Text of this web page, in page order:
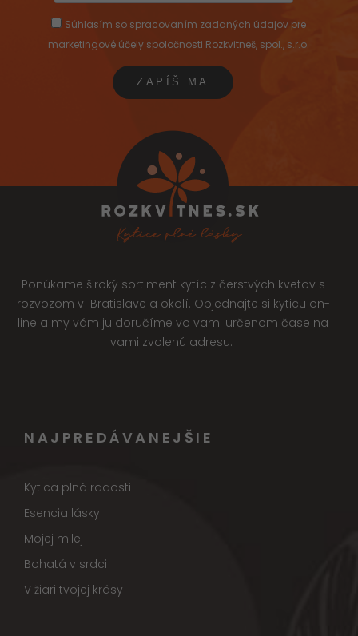
Súhlasím so spracovaním zadaných údajov pre
marketingové účely spoločnosti Rozkvitneš, spol., s.r.o.
Ponúkame široký sortiment kytíc z čerstvých kvetov s
rozvozom v Bratislave a okolí. Objednajte si kyticu on-
line a my vám ju doručíme vo vami určenom čase na
vami zvolenú adresu.
NAJPREDÁVANEJŠIE
Kytica plná radosti
Esencia lásky
Mojej milej
Bohatá v srdci
V žiari tvojej krásy